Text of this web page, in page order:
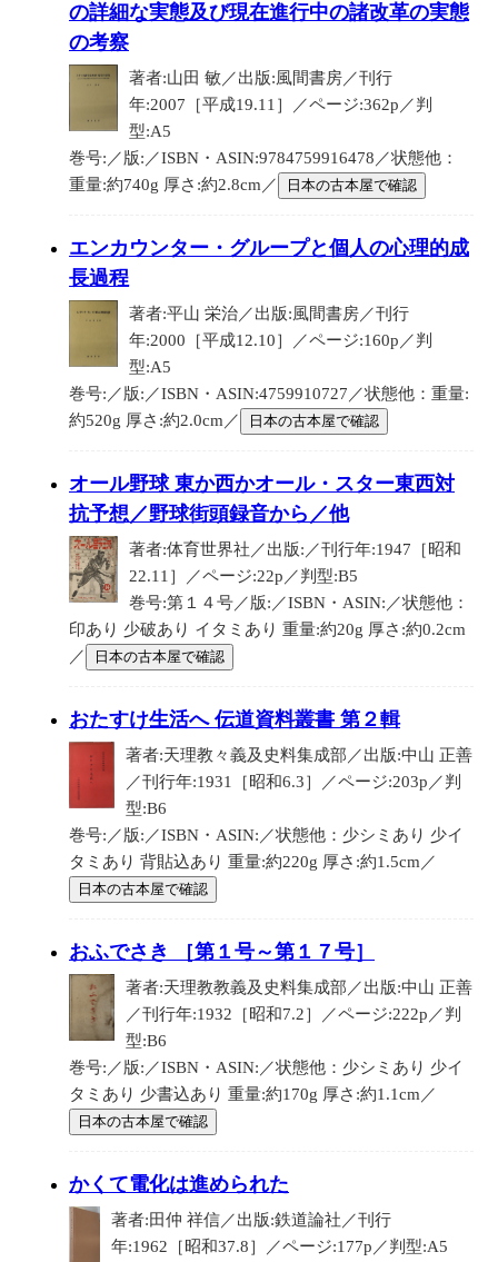
の詳細な実態及び現在進行中の諸改革の実態
の考察
著者:山田 敏／出版:風間書房／刊行
年:2007［平成19.11］／ページ:362p／判
型:A5
巻号:／版:／ISBN・ASIN:9784759916478／状態他：
重量:約740g 厚さ:約2.8cm／
日本の古本屋で確認
エンカウンター・グループと個人の心理的成
長過程
著者:平山 栄治／出版:風間書房／刊行
年:2000［平成12.10］／ページ:160p／判
型:A5
巻号:／版:／ISBN・ASIN:4759910727／状態他：重量:
約520g 厚さ:約2.0cm／
日本の古本屋で確認
オール野球 東か西かオール・スター東西対
抗予想／野球街頭録音から／他
著者:体育世界社／出版:／刊行年:1947［昭和
22.11］／ページ:22p／判型:B5
巻号:第１４号／版:／ISBN・ASIN:／状態他：
印あり 少破あり イタミあり 重量:約20g 厚さ:約0.2cm
／
日本の古本屋で確認
おたすけ生活へ 伝道資料叢書 第２輯
著者:天理教々義及史料集成部／出版:中山 正善
／刊行年:1931［昭和6.3］／ページ:203p／判
型:B6
巻号:／版:／ISBN・ASIN:／状態他：少シミあり 少イ
タミあり 背貼込あり 重量:約220g 厚さ:約1.5cm／
日本の古本屋で確認
おふでさき ［第１号～第１７号］
著者:天理教教義及史料集成部／出版:中山 正善
／刊行年:1932［昭和7.2］／ページ:222p／判
型:B6
巻号:／版:／ISBN・ASIN:／状態他：少シミあり 少イ
タミあり 少書込あり 重量:約170g 厚さ:約1.1cm／
日本の古本屋で確認
かくて電化は進められた
著者:田仲 祥信／出版:鉄道論社／刊行
年:1962［昭和37.8］／ページ:177p／判型:A5